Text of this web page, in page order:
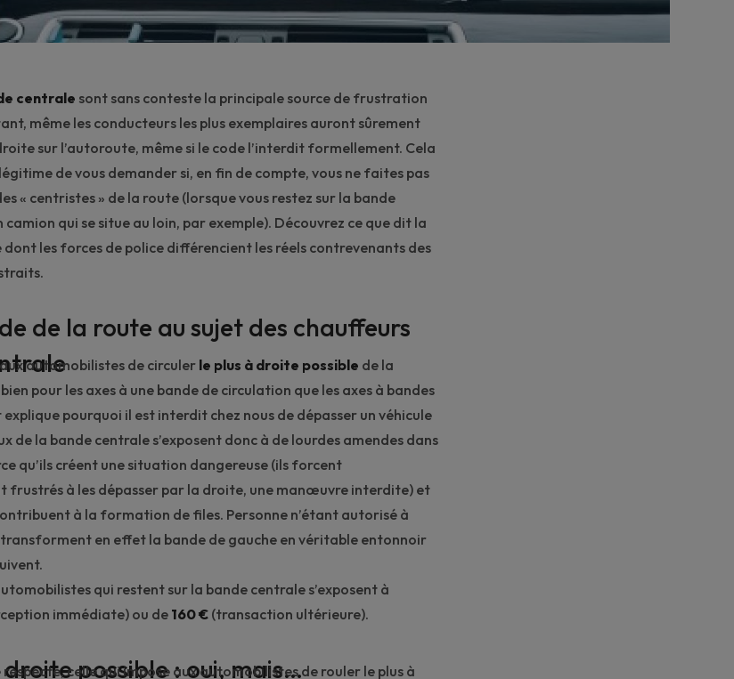
centrale sont sans conteste la principale source de frustration
même les conducteurs les plus exemplaires auront sûrement
sur l’autoroute, même si le code l’interdit formellement. Cela
de vous demander si, en fin de compte, vous ne faites pas
« centristes » de la route (lorsque vous restez sur la bande
qui se situe au loin, par exemple). Découvrez ce que dit la
dont les forces de police différencient les réels contrevenants des
de la route au sujet des chauffeurs
automobilistes de circuler le plus à droite possible de la
pour les axes à une bande de circulation que les axes à bandes
pourquoi il est interdit chez nous de dépasser un véhicule
de la bande centrale s’exposent donc à de lourdes amendes dans
qu’ils créent une situation dangereuse (ils forcent
frustrés à les dépasser par la droite, une manœuvre interdite) et
à la formation de files. Personne n’étant autorisé à
en effet la bande de gauche en véritable entonnoir
qui restent sur la bande centrale s’exposent à
immédiate) ou de 160 € (transaction ultérieure).
droite possible : oui, mais…
celle qui impose aux automobilistes de rouler le plus à